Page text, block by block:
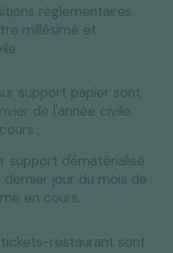
réglementaires,
millésimé et
:
support papier sont
de l'année civile
;
support dématérialisé
dernier jour du mois de
en cours.
restaurant sont